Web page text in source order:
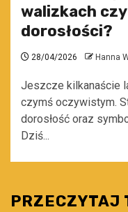
walizkach
dorosłości?
28/04/2026 Hanna
Jeszcze kilkanaście
czymś oczywistym.
dorosłość oraz
Dziś...
PRZECZYTAJ